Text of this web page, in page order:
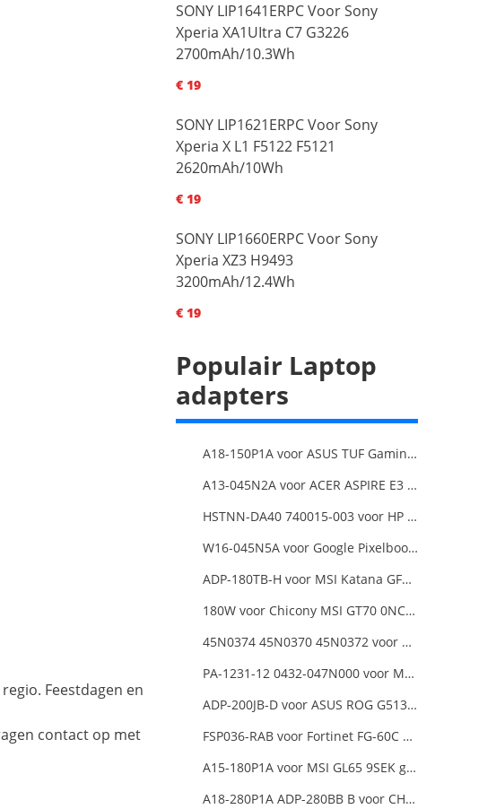
Feestdagen en
contact op met
SONY LIP1641ERPC Voor Sony
Xperia XA1UItra C7 G3226
2700mAh/10.3Wh
€ 19
SONY LIP1621ERPC Voor Sony
Xperia X L1 F5122 F5121
2620mAh/10Wh
€ 19
SONY LIP1660ERPC Voor Sony
Xperia XZ3 H9493
3200mAh/12.4Wh
€ 19
Populair Laptop
adapters
A18-150P1A voor ASUS TUF Gaming FX505DT-EB73
A13-045N2A voor ACER ASPIRE E3 SERIES ASPIRE E5 SERIES ASPIRE ES1 SERIES
HSTNN-DA40 740015-003 voor HP Pavilion 13-a000 x360 11-h000 x2 Series 19.5v 45w 2.31a Blue Charger+Cord
W16-045N5A voor Google Pixelbook USB Type-C
ADP-180TB-H voor MSI Katana GF66 11UE-088NEU
180W voor Chicony MSI GT70 0NC-011US
45N0374 45N0370 45N0372 voor 20V 8.5A 170W Lenovo ThinkPad W540 T540P
PA-1231-12 0432-047N000 voor MSI 1762 GT70 16F3 16F4
ADP-200JB-D voor ASUS ROG G513QC-HN008T
FSP036-RAB voor Fortinet FG-60C FG-60D FG-60E
A15-180P1A voor MSI GL65 9SEK gaming laptop
A18-280P1A ADP-280BB B voor CHICONY MSIGE66 X170SMG, MSI GE66 GE76